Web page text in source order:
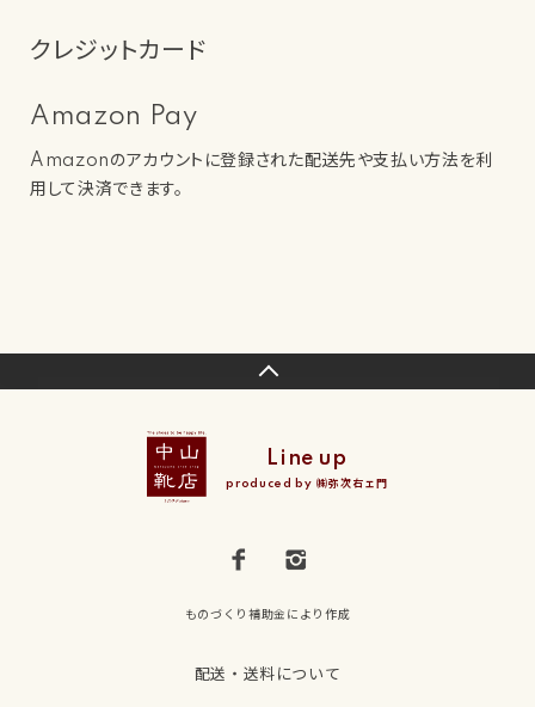
クレジットカード
Amazon Pay
Amazonのアカウントに登録された配送先や支払い方法を利
用して決済できます。
Line up
produced by ㈱弥次右ェ門
ものづくり補助金により作成
配送・送料について